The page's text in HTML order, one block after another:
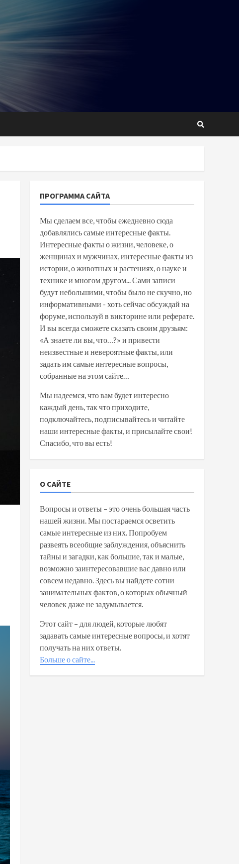
ПРОГРАММА САЙТА
Мы сделаем все, чтобы ежедневно сюда
добавлялись самые интересные факты.
Интересные факты о жизни, человеке, о
женщинах и мужчинах, интересные факты из
истории, о животных и растениях, о науке и
технике и многом другом... Сами записи
будут небольшими, чтобы было не скучно, но
информативными - хоть сейчас обсуждай на
форуме, используй в викторине или реферате.
И вы всегда сможете сказать своим друзьям:
«А знаете ли вы, что…?» и привести
неизвестные и невероятные факты, или
задать им самые интересные вопросы,
собранные на этом сайте…
Мы надеемся, что вам будет интересно
каждый день, так что приходите,
подключайтесь, подписывайтесь и читайте
наши интересные факты, и присылайте свои!
Спасибо, что вы есть!
О САЙТЕ
Вопросы и ответы – это очень большая часть
нашей жизни. Мы постараемся осветить
самые интересные из них. Попробуем
развеять всеобщие заблуждения, объяснить
тайны и загадки, как большие, так и малые,
возможно заинтересовавшие вас давно или
совсем недавно. Здесь вы найдете сотни
занимательных фактов, о которых обычный
человек даже не задумывается.
Этот сайт – для людей, которые любят
задавать самые интересные вопросы, и хотят
получать на них ответы.
Больше о сайте...